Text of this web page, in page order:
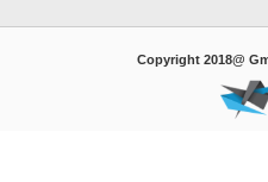
Copyright 2018@